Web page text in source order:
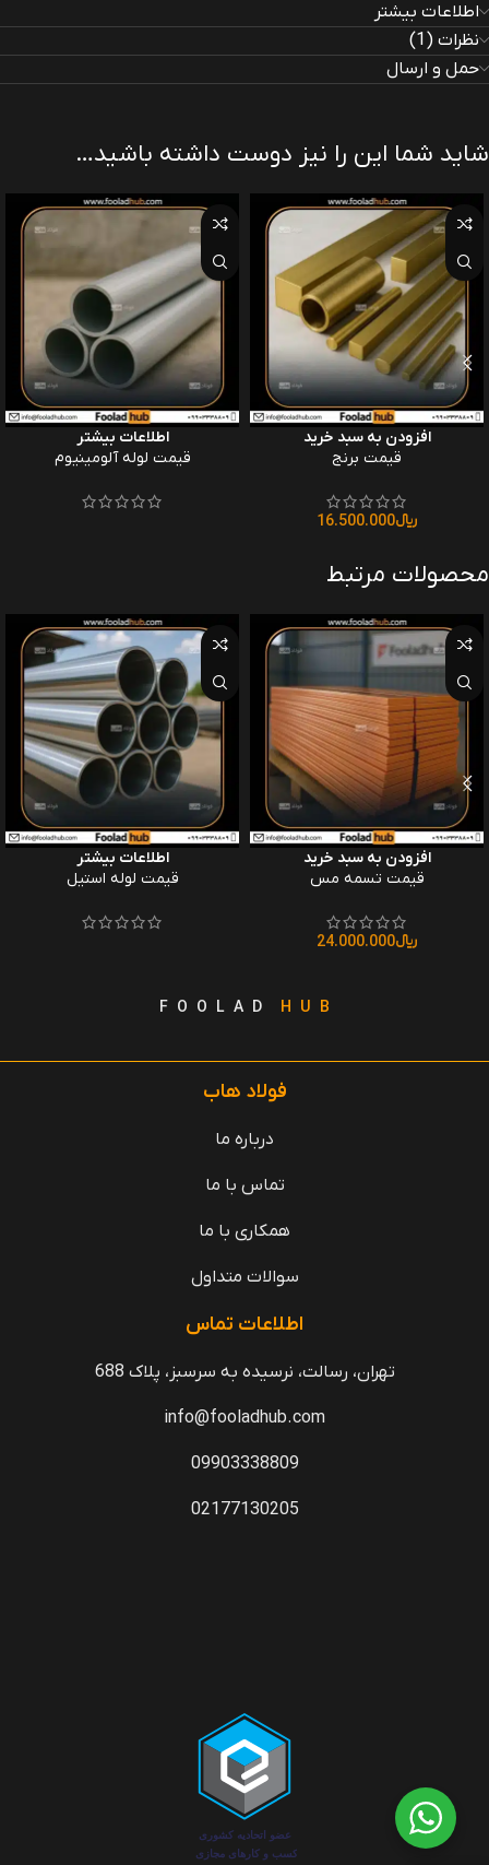
اطلاعات بیشتر
نظرات (1)
حمل و ارسال
شاید شما این را نیز دوست داشته باشید…
افزودن به سبد خرید
قیمت برنج
﷼16.500.000
اطلاعات بیشتر
قیمت لوله آلومینیوم
محصولات مرتبط
افزودن به سبد خرید
قیمت تسمه مس
﷼24.000.000
اطلاعات بیشتر
قیمت لوله استیل
F O O L A D H U B
فولاد هاب
درباره ما
تماس با ما
همکاری با ما
سوالات متداول
اطلاعات تماس
تهران، رسالت، نرسیده به سرسبز، پلاک 688
info@fooladhub.com
09903338809
02177130205